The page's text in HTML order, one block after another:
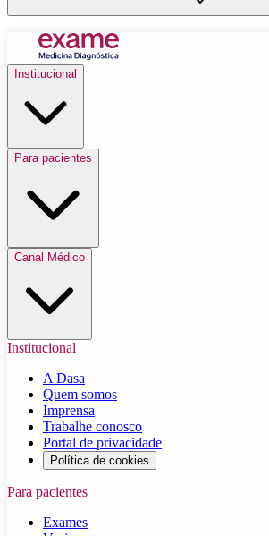
Institucional
Para pacientes
Canal Médico
Institucional
A Dasa
Quem somos
Imprensa
Trabalhe conosco
Portal de privacidade
Política de cookies
Para pacientes
Exames